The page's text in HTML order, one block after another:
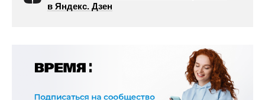
в Яндекс. Дзен